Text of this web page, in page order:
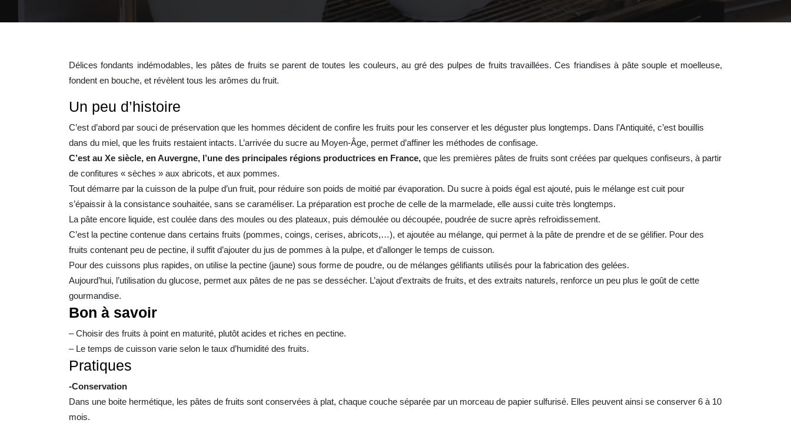
Délices fondants indémodables, les pâtes de fruits se parent de toutes les couleurs, au gré des pulpes de fruits travaillées. Ces friandises à pâte souple et moelleuse,
fondent en bouche, et révèlent tous les arômes du fruit.
Un peu d’histoire
C’est d’abord par souci de préservation que les hommes décident de confire les fruits pour les conserver et les déguster plus longtemps. Dans l’Antiquité, c’est bouillis
dans du miel, que les fruits restaient intacts. L’arrivée du sucre au Moyen-Âge, permet d’affiner les méthodes de confisage.
C’est au Xe siècle, en Auvergne, l’une des principales régions productrices en France, que les premières pâtes de fruits sont créées par quelques confiseurs, à partir
de confitures « sèches » aux abricots, et aux pommes.
Tout démarre par la cuisson de la pulpe d’un fruit, pour réduire son poids de moitié par évaporation. Du sucre à poids égal est ajouté, puis le mélange est cuit pour
s’épaissir à la consistance souhaitée, sans se caraméliser. La préparation est proche de celle de la marmelade, elle aussi cuite très longtemps.
La pâte encore liquide, est coulée dans des moules ou des plateaux, puis démoulée ou découpée, poudrée de sucre après refroidissement.
C’est la pectine contenue dans certains fruits (pommes, coings, cerises, abricots,…), et ajoutée au mélange, qui permet à la pâte de prendre et de se gélifier. Pour des
fruits contenant peu de pectine, il suffit d’ajouter du jus de pommes à la pulpe, et d’allonger le temps de cuisson.
Pour des cuissons plus rapides, on utilise la pectine (jaune) sous forme de poudre, ou de mélanges gélifiants utilisés pour la fabrication des gelées.
Aujourd’hui, l’utilisation du glucose, permet aux pâtes de ne pas se dessécher. L’ajout d’extraits de fruits, et des extraits naturels, renforce un peu plus le goût de cette
gourmandise.
Bon à savoir
– Choisir des fruits à point en maturité, plutôt acides et riches en pectine.
– Le temps de cuisson varie selon le taux d’humidité des fruits.
Pratiques
-Conservation
Dans une boite hermétique, les pâtes de fruits sont conservées à plat, chaque couche séparée par un morceau de papier sulfurisé. Elles peuvent ainsi se conserver 6 à 10
mois.